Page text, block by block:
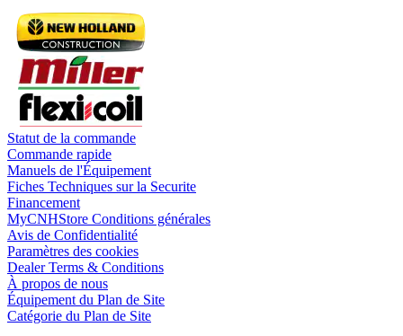
Statut de la commande
Commande rapide
Manuels de l'Équipement
Fiches Techniques sur la Securite
Financement
MyCNHStore Conditions générales
Avis de Confidentialité
Paramètres des cookies
Dealer Terms & Conditions
À propos de nous
Équipement du Plan de Site
Catégorie du Plan de Site